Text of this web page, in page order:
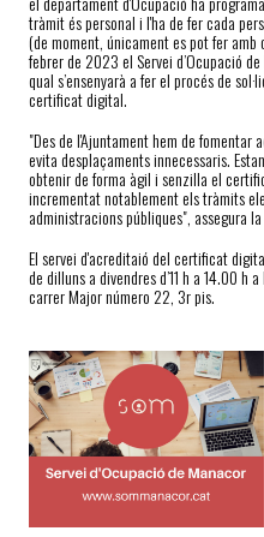
tràmit és personal i l'ha de fer cada
(de moment, únicament es pot fer amb
febrer de 2023 el Servei d’Ocupació
qual s’ensenyarà a fer el procés de
certificat digital.
"Des de l'Ajuntament hem de
evita desplaçaments innecessaris.
obtenir de forma àgil i senzilla el
incrementat notablement els tràmits
administracions públiques", assegura
El servei d'acreditaió del certificat
de dilluns a divendres d’11 h a 14.00 h
carrer Major número 22, 3r pis.